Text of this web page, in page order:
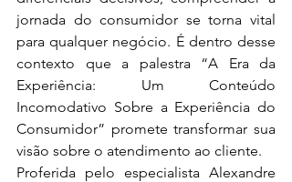
jornada do consumidor se torna vital
para qualquer negócio. É dentro desse
contexto que a palestra “A Era da
Experiência: Um Conteúdo
Incomodativo Sobre a Experiência do
Consumidor” promete transformar sua
visão sobre o atendimento ao cliente.
Proferida pelo especialista Alexandre